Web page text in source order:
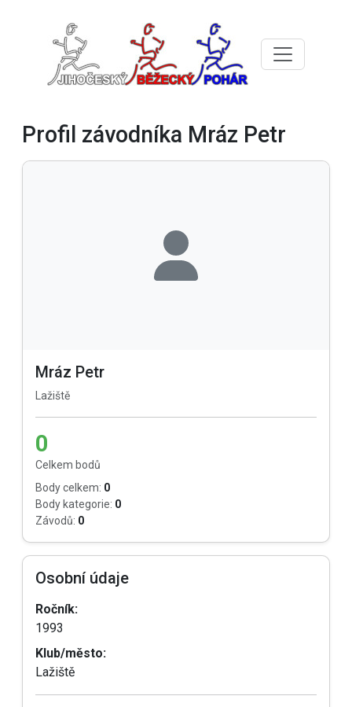
Profil závodníka Mráz Petr
Mráz Petr
Lažiště
0
Celkem bodů
Body celkem: 0
Body kategorie: 0
Závodů: 0
Osobní údaje
Ročník:
1993
Klub/město:
Lažiště